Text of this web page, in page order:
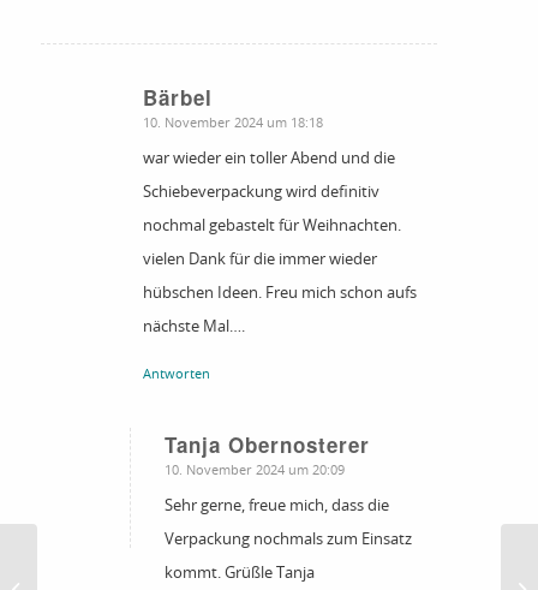
Bärbel
sagte:
10. November 2024 um 18:18
war wieder ein toller Abend und die
Schiebeverpackung wird definitiv
nochmal gebastelt für Weihnachten.
vielen Dank für die immer wieder
hübschen Ideen. Freu mich schon aufs
nächste Mal….
Antworten
Tanja Obernosterer
sagte:
10. November 2024 um 20:09
Sehr gerne, freue mich, dass die
Verpackung nochmals zum Einsatz
kommt. Grüßle Tanja
Karte mit Geldversteck